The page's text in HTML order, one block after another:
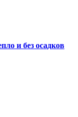
и без осадков